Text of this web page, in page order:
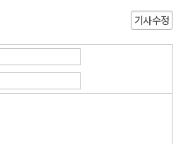
기사수정